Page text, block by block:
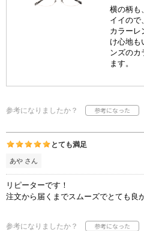
横の柄も
イイので
カラーレ
け心地も
ンズのカ
ます。
参考になりましたか？
とても満足
あや さん
リピーターです！
注文から届くまでスムーズでとても良
参考になりましたか？